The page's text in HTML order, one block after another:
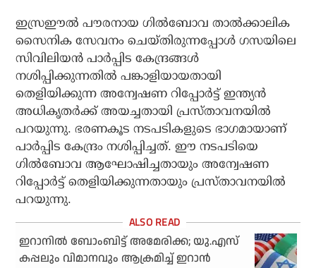
ഇസ്രഈല്‍ പൗരനായ ഗില്‍ബോവ താല്‍ക്കാലിക
സൈനിക സേവനം ചെയ്തിരുന്നപ്പോള്‍ ഗസയിലെ
സിവിലിയന്‍ പാര്‍പ്പിട കേന്ദ്രങ്ങള്‍
നശിപ്പിക്കുന്നതില്‍ പങ്കാളിയായതായി
തെളിയിക്കുന്ന അന്വേഷണ റിപ്പോര്‍ട്ട് ഇന്ത്യന്‍
അധികൃതര്‍ക്ക് അയച്ചതായി പ്രസ്താവനയില്‍
പറയുന്നു. ഭരണകൂട നടപടികളുടെ ഭാഗമായാണ്
പാര്‍പ്പിട കേന്ദ്രം നശിപ്പിച്ചത്. ഈ നടപടിയെ
ഗില്‍ബോവ ആഘോഷിച്ചതായും അന്വേഷണ
റിപ്പോര്‍ട്ട് തെളിയിക്കുന്നതായും പ്രസ്താവനയില്‍
പറയുന്നു.
ഇറാനില്‍ ബോംബിട്ട് അമേരിക്ക; യു.എസ്
കപ്പലും വിമാനവും ആക്രമിച്ച് ഇറാന്‍